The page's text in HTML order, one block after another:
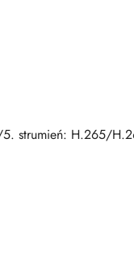
strumień: H.265/